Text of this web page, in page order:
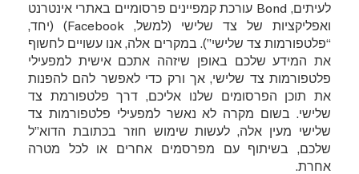
לעיתים, Bond עורכת קמפיינים פרסומיים באתרי אינטרנט
ואפליקציות של צד שלישי (למשל, Facebook) (יחד,
“פלטפורמות צד שלישי”). במקרים אלה, אנו עשויים לחשוף
את המידע שלכם באופן שיזהה אתכם אישית למפעילי
פלטפורמות צד שלישי, אך ורק כדי לאפשר להם להפנות
את תוכן הפרסומים שלנו אליכם, דרך פלטפורמת צד
שלישי. בשום מקרה לא נאשר למפעילי פלטפורמות צד
שלישי מעין אלה, לעשות שימוש חוזר בכתובת הדוא”ל
שלכם, בשיתוף עם מפרסמים אחרים או לכל מטרה
אחרת.